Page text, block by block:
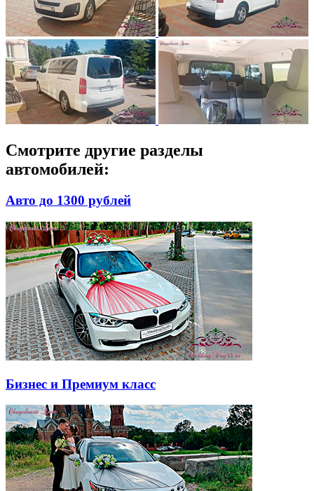
Смотрите другие разделы
автомобилей:
Авто до 1300 рублей
Бизнес и Премиум класс